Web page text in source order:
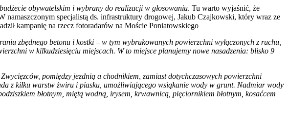
obywatelskim i wybrany do realizacji w głosowaniu. Tu warto wyjaśnić, że
namaszczonym specjalistą ds. infrastruktury drogowej, Jakub Czajkowski, który wraz ze
kampanię na rzecz fotoradarów na Moście Poniatowskiego
zbędnego betonu i kostki – w tym wybrukowanych powierzchni wyłączonych z ruchu,
w kilkudziesięciu miejscach. W to miejsce planujemy nowe nasadzenia: blisko 9
pomiędzy jezdnią a chodnikiem, zamiast dotychczasowych powierzchni
z kilku warstw żwiru i piasku, umożliwiającego wsiąkanie wody w grunt. Nadmiar wody
błotnym, miętą wodną, irysem, krwawnicą, pięciornikiem błotnym, kosaćcem